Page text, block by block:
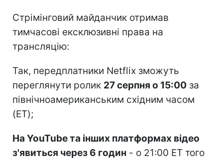
Стрімінговий майданчик отримав
тимчасові ексклюзивні права на
трансляцію:
Так, передплатники Netflix зможуть
переглянути ролик 27 серпня о 15:00 за
північноамериканським східним часом
(ET);
На YouTube та інших платформах відео
з'явиться через 6 годин - о 21:00 ET того